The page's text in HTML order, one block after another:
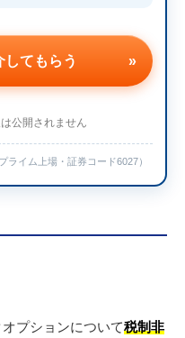
てもらう »
公開されません
イム上場・証券コード6027）
プションについて税制非